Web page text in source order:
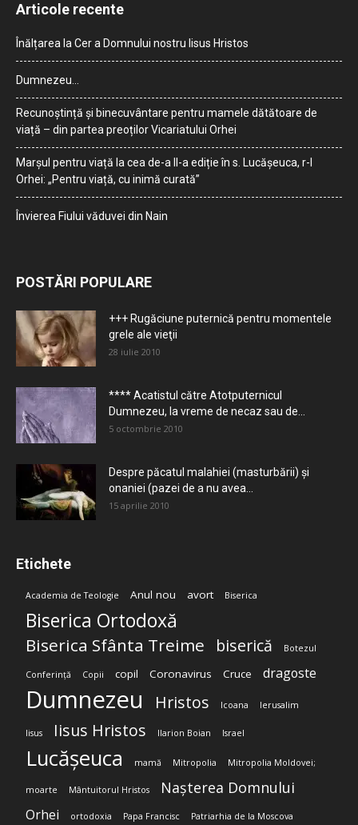
Articole recente
Înălțarea la Cer a Domnului nostru Iisus Hristos
Dumnezeu…
Recunoștință și binecuvântare pentru mamele dătătoare de
viață – din partea preoților Vicariatului Orhei
Marșul pentru viață la cea de-a II-a ediție în s. Lucășeuca, r-l
Orhei: „Pentru viață, cu inimă curată”
Învierea Fiului văduvei din Nain
POSTĂRI POPULARE
+++ Rugăciune puternică pentru momentele
grele ale vieţii
28 iulie 2010
**** Acatistul către Atotputernicul
Dumnezeu, la vreme de necaz sau de...
5 octombrie 2010
Despre păcatul malahiei (masturbării) şi
onaniei (pazei de a nu avea...
15 aprilie 2010
Etichete
Academia de Teologie Anul nou avort Biserica
Biserica Ortodoxă
Biserica Sfânta Treime biserică Botezul
Conferință Copii copil Coronavirus Cruce dragoste
Dumnezeu Hristos Icoana Ierusalim
Iisus Iisus Hristos Ilarion Boian Israel
Lucășeuca mamă Mitropolia Mitropolia Moldovei;
moarte Mântuitorul Hristos Nașterea Domnului
Orhei ortodoxia Papa Francisc Patriarhia de la Moscova